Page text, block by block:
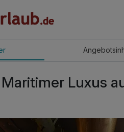
Angebot
Luxus